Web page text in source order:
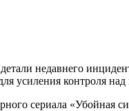
недавнего
усиления контроля
сериала «Убойная